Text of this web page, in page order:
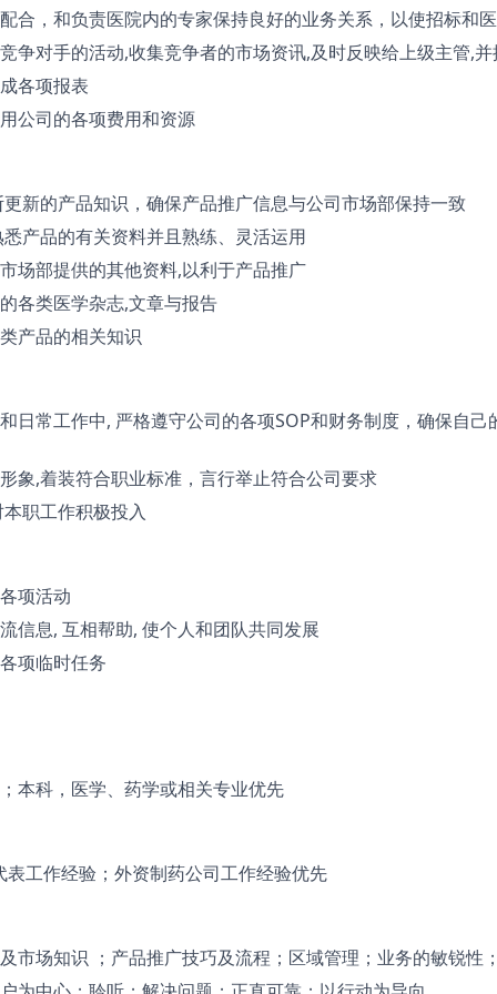
合，和负责医院内的专家保持良好的业务关系，以使招标和
争对手的活动,收集竞争者的市场资讯,及时反映给上级主管,
各项报表
公司的各项费用和资源
新的产品知识，确保产品推广信息与公司市场部保持一致
产品的有关资料并且熟练、灵活运用
场部提供的其他资料,以利于产品推广
各类医学杂志,文章与报告
产品的相关知识
日常工作中, 严格遵守公司的各项SOP和财务制度，确保自己
象,着装符合职业标准，言行举止符合公司要求
职工作积极投入
项活动
信息, 互相帮助, 使个人和团队共同发展
项临时任务
本科，医学、药学或相关专业优先
表工作经验；外资制药公司工作经验优先
市场知识 ；产品推广技巧及流程；区域管理；业务的敏锐性